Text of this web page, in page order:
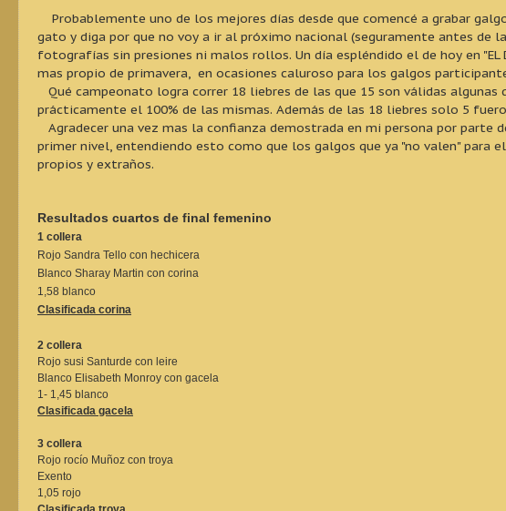
Probablemente uno de los mejores días desde que comencé a grabar
gato y diga por que no voy a ir al próximo nacional (seguramente antes de
fotografías sin presiones ni malos rollos. Un día espléndido el de hoy en
mas propio de primavera, en ocasiones caluroso para los galgos
Qué campeonato logra correr 18 liebres de las que 15 son válidas
prácticamente el 100% de las mismas. Además de las 18 liebres solo 5
Agradecer una vez mas la confianza demostrada en mi persona por parte
primer nivel, entendiendo esto como que los galgos que ya "no valen" para
propios y extraños.
Resultados cuartos de final femenino
1 collera
Rojo Sandra Tello con hechicera
Blanco Sharay Martin con corina
1,58 blanco
Clasificada corina
2 collera
Rojo susi Santurde con leire
Blanco Elisabeth Monroy con gacela
1- 1,45 blanco
Clasificada gacela
3 collera
Rojo rocío Muñoz con troya
Exento
1,05 rojo